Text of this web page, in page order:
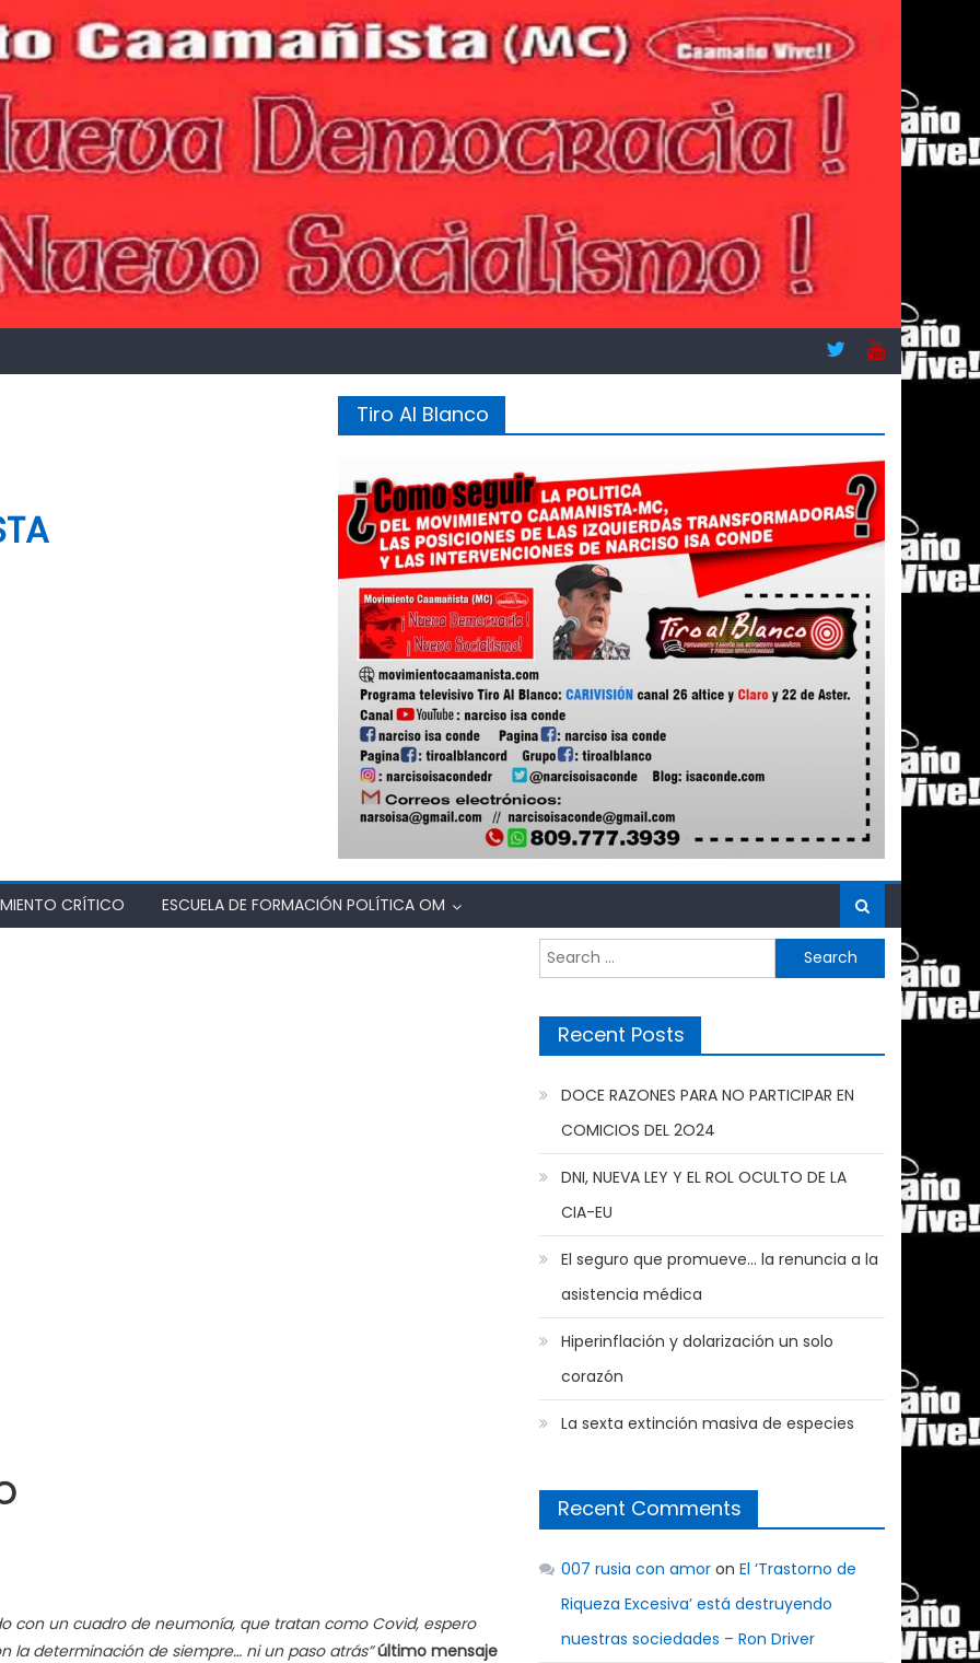
Tiro Al Blanco
CRÍTICO ESCUELA DE FORMACIÓN POLÍTICA OM
con un cuadro de neumonía, que tratan como Covid, espero
la determinación de siempre… ni un paso atrás”último mensaje
Search
for:
Recent Posts
DOCE RAZONES PARA NO PARTICIPAR EN
COMICIOS DEL 2O24
DNI, NUEVA LEY Y EL ROL OCULTO DE LA
CIA-EU
El seguro que promueve… la renuncia a la
asistencia médica
Hiperinflación y dolarización un solo
corazón
La sexta extinción masiva de especies
Recent Comments
007 rusia con amor onEl ‘Trastorno de
Riqueza Excesiva’ está destruyendo
nuestras sociedades – Ron Driver